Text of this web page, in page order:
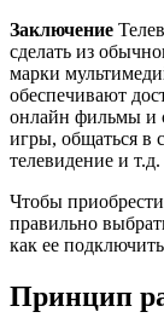
Заключение
сделать из
марки
обеспечивают
онлайн фильмы и
игры, общаться в
телевидение и т.д.
Чтобы приобрести
правильно
как ее
Принцип